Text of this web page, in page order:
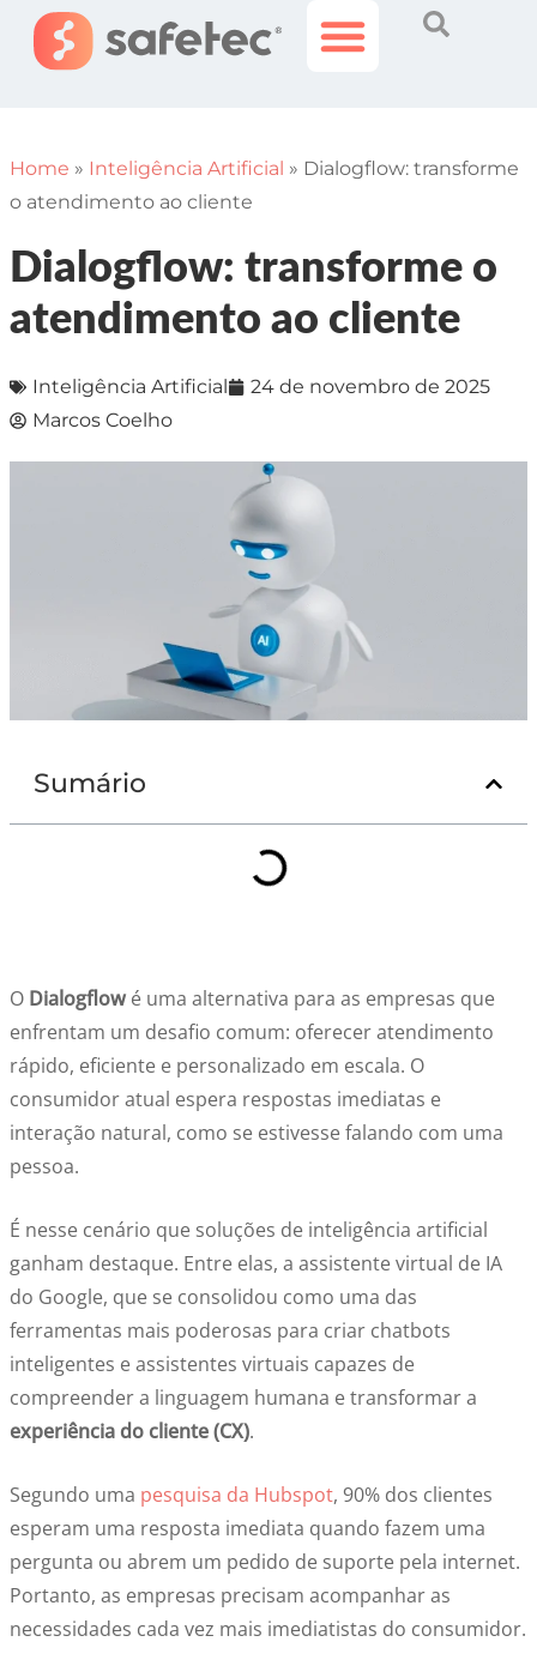
Home » Inteligência Artificial » Dialogflow: transforme
o atendimento ao cliente
Dialogflow: transforme o
atendimento ao cliente
Inteligência Artificial
24 de novembro de 2025
Marcos Coelho
Sumário
O Dialogflow é uma alternativa para as empresas que
enfrentam um desafio comum: oferecer atendimento
rápido, eficiente e personalizado em escala. O
consumidor atual espera respostas imediatas e
interação natural, como se estivesse falando com uma
pessoa.
É nesse cenário que soluções de inteligência artificial
ganham destaque. Entre elas, a assistente virtual de IA
do Google, que se consolidou como uma das
ferramentas mais poderosas para criar chatbots
inteligentes e assistentes virtuais capazes de
compreender a linguagem humana e transformar a
experiência do cliente (CX).
Segundo uma pesquisa da Hubspot, 90% dos clientes
esperam uma resposta imediata quando fazem uma
pergunta ou abrem um pedido de suporte pela internet.
Portanto, as empresas precisam acompanhar as
necessidades cada vez mais imediatistas do consumidor.